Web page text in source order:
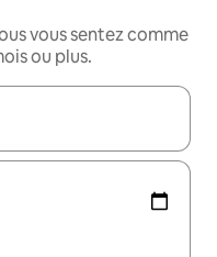
vous sentez comme
ou plus.
les flèches vers le